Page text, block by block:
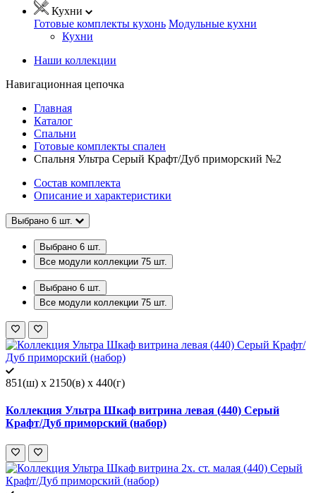
Кухни
Готовые комплекты кухонь Модульные кухни
Кухни
Наши коллекции
Навигационная цепочка
Главная
Каталог
Спальни
Готовые комплекты спален
Спальня Ультра Серый Крафт/Дуб приморский №2
Состав комплекта
Описание и характеристики
Выбрано 6 шт.
Выбрано 6 шт.
Все модули коллекции 75 шт.
Выбрано 6 шт.
Все модули коллекции 75 шт.
851(ш) x 2150(в) x 440(г)
Коллекция Ультра Шкаф витрина левая (440) Серый
Крафт/Дуб приморский (набор)